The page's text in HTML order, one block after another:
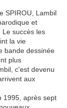
SPIROU, Lambil
et
Le succès les
la vie
bande dessinée
plus
c'est devenu
aux
1995, après sept